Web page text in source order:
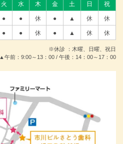
火 水 木 金 土 日 祝
● ● 休 ● ▲ 休 休
● ● 休 ● ▲ 休 休
※休診 ：木曜、日曜、祝日
▲午前：9:00～13：00 / 午後：14：00～17：00